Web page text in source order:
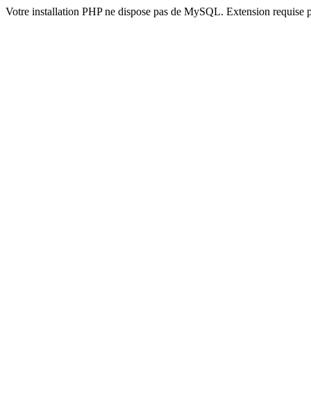
Votre installation PHP ne dispose pas de MySQL. Extension requise